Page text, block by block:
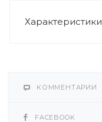
Характеристики
КОММЕНТАРИИ
FACEBOOK